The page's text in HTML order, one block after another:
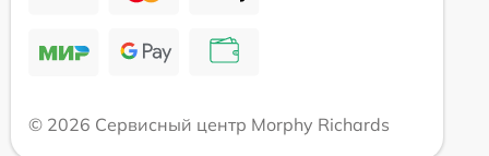
© 2026 Сервисный центр Morphy Richards